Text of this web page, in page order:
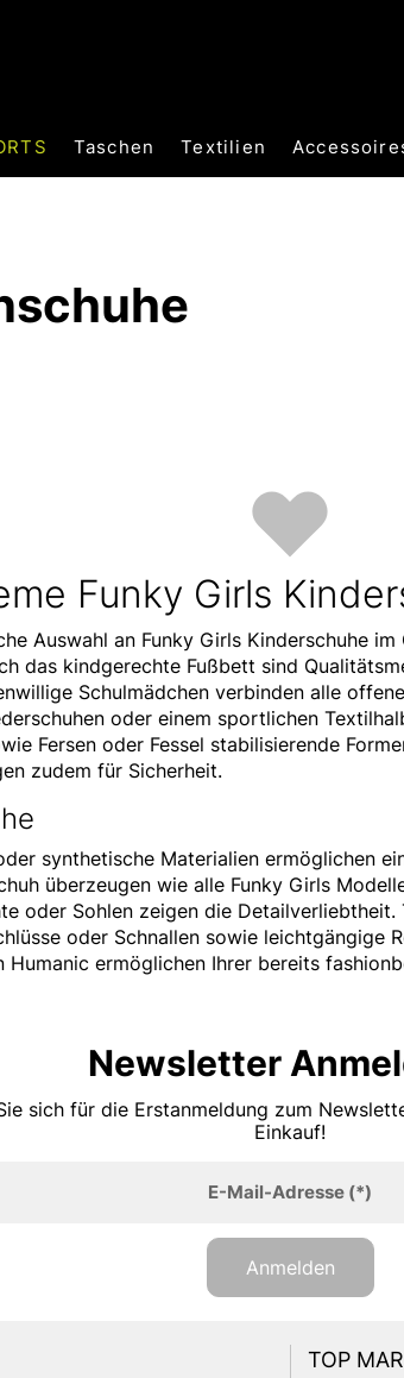
Taschen Textilien
Funky Girls
Auswahl an Funky Girls Kinderschuhe
das kindgerechte Fußbett sind
Schulmädchen verbinden alle
oder einem sportlichen
Fersen oder Fessel stabilisierende
zudem für Sicherheit.
synthetische Materialien ermöglichen
überzeugen wie alle Funky Girls
oder Sohlen zeigen die
oder Schnallen sowie leichtgängige
Humanic ermöglichen Ihrer bereits
Newsletter
sich für die Erstanmeldung zum
Einkauf!
E-Mail-Adresse(*)
Anmelden
TOP